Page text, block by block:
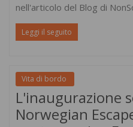
nell'articolo del Blog di
Leggi il seguito
Vita di bordo
L'inaugurazione
Norwegian